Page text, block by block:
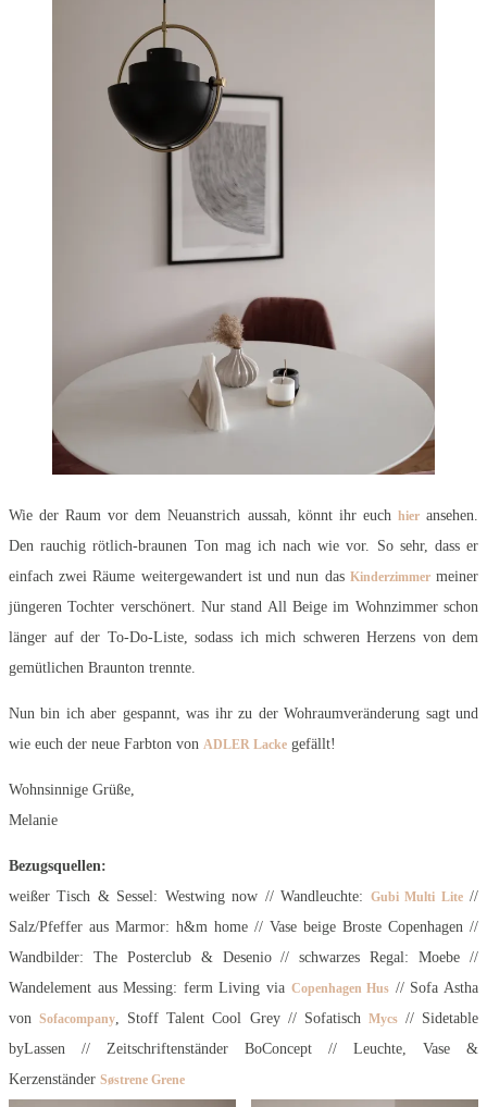
Wie der Raum vor dem Neuanstrich aussah, könnt ihr euch hieransehen.
Den rauchig rötlich-braunen Ton mag ich nach wie vor. So sehr, dass er
einfach zwei Räume weitergewandert ist und nun das Kinderzimmermeiner
jüngeren Tochter verschönert. Nur stand All Beige im Wohnzimmer schon
länger auf der To-Do-Liste, sodass ich mich schweren Herzens von dem
gemütlichen Braunton trennte.
Nun bin ich aber gespannt, was ihr zu der Wohraumveränderung sagt und
wie euch der neue Farbton von ADLER Lacke gefällt!
Wohnsinnige Grüße,
Melanie
Bezugsquellen:
weißer Tisch & Sessel: Westwing now // Wandleuchte: Gubi Multi Lite//
Salz/Pfeffer aus Marmor: h&m home // Vase beige Broste Copenhagen //
Wandbilder: The Posterclub & Desenio // schwarzes Regal: Moebe //
Wandelement aus Messing: ferm Living via Copenhagen Hus // Sofa Astha
vonSofacompany, Stoff Talent Cool Grey // Sofatisch Mycs// Sidetable
byLassen // Zeitschriftenständer BoConcept // Leuchte, Vase &
Kerzenständer Søstrene Grene